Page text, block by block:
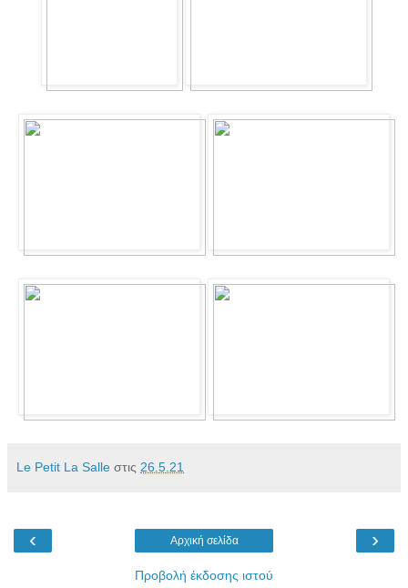
Le Petit La Salle στις 26.5.21
‹ ›
Αρχική σελίδα
Προβολή έκδοσης ιστού